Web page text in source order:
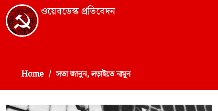
ওয়েবডেস্ক প্রতিবেদন
Home সত্য জানুন, লড়াইতে নামুন